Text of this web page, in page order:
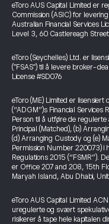
eToro AUS Capital Limited er
Commission (ASIC) for
Australian Financial Services
Level 3, 60 Castlereagh
eToro (Seychelles) Ltd. er
("FSAS") til å levere broker-
License #SD076
eToro (ME) Limited er
(“ADGM”)s Financial Services
Person til å utføre de
Principal (Matched), (b)
(d) Arranging Custody og (e)
Permission Number 220073) i
Regulations 2015 (“FSMR”).
er Office 207 and 208, 15th
Maryah Island, Abu Dhabi,
eToro AUS Capital Limited
uregulerte og svært
risikerer å tape hele kapitalen